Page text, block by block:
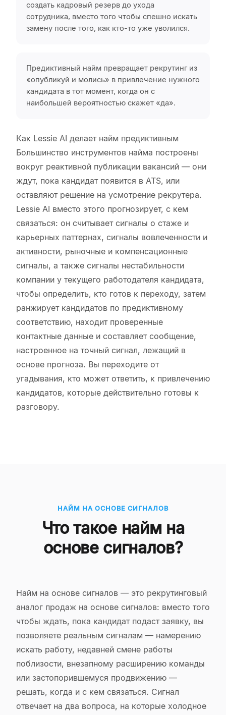
создать кадровый резерв до ухода
сотрудника, вместо того чтобы спешно искать
замену после того, как кто-то уже уволился.
Предиктивный найм превращает рекрутинг из
«опубликуй и молись» в привлечение нужного
кандидата в тот момент, когда он с
наибольшей вероятностью скажет «да».
Как Lessie AI делает найм предиктивным
Большинство инструментов найма построены
вокруг реактивной публикации вакансий — они
ждут, пока кандидат появится в ATS, или
оставляют решение на усмотрение рекрутера.
Lessie AI вместо этого прогнозирует, с кем
связаться: он считывает сигналы о стаже и
карьерных паттернах, сигналы вовлеченности и
активности, рыночные и компенсационные
сигналы, а также сигналы нестабильности
компании у текущего работодателя кандидата,
чтобы определить, кто готов к переходу, затем
ранжирует кандидатов по предиктивному
соответствию, находит проверенные
контактные данные и составляет сообщение,
настроенное на точный сигнал, лежащий в
основе прогноза. Вы переходите от
угадывания, кто может ответить, к привлечению
кандидатов, которые действительно готовы к
разговору.
НАЙМ НА ОСНОВЕ СИГНАЛОВ
Что такое найм на
основе сигналов?
Найм на основе сигналов — это рекрутинговый
аналог продаж на основе сигналов: вместо того
чтобы ждать, пока кандидат подаст заявку, вы
позволяете реальным сигналам — намерению
искать работу, недавней смене работы
поблизости, внезапному расширению команды
или застопорившемуся продвижению —
решать, когда и с кем связаться. Сигнал
отвечает на два вопроса, на которые холодное